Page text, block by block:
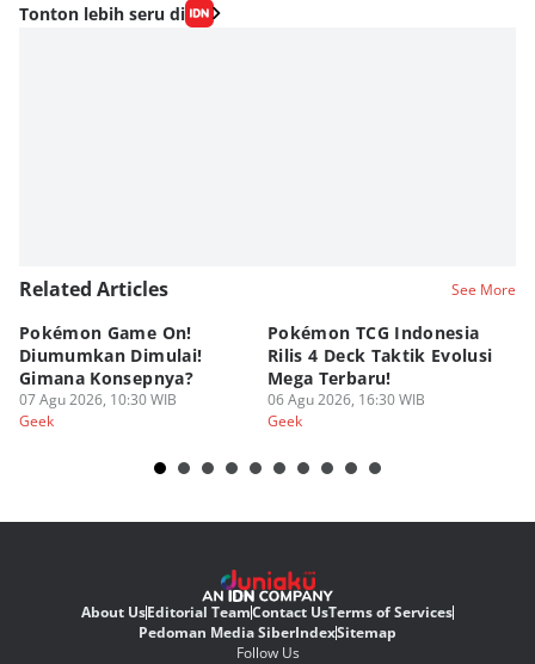
Tonton lebih seru di
Related Articles See More
Pokémon Game On!
Diumumkan Dimulai!
Gimana Konsepnya?
07 Agu 2026, 10:30 WIB
Geek
Pokémon TCG Indonesia
Rilis 4 Deck Taktik Evolusi
Mega Terbaru!
06 Agu 2026, 16:30 WIB
Geek
About UsEditorial TeamContact UsTerms of Services
Pedoman Media SiberIndexSitemap
Follow Us